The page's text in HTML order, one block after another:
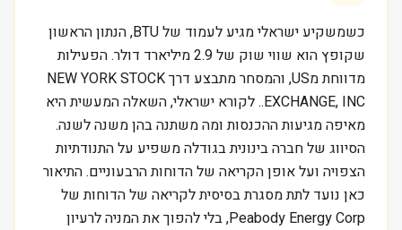
כשמשקיע ישראלי מגיע לעמוד של BTU, הנתון הראשון
שקופץ הוא שווי שוק של 2.9 מיליארד דולר. הפעילות
מדווחת מUS, והמסחר מתבצע דרך NEW YORK STOCK
EXCHANGE, INC.. לקורא ישראלי, השאלה המעשית היא
מאיפה מגיעות ההכנסות ומה משתנה בהן משנה לשנה.
הסיווג של חברה בינונית בגודלה משפיע על התנודתיות
הצפויה ועל אופן הקריאה של הדוחות הרבעוניים. התיאור
כאן נועד לתת מסגרת בסיסית לקריאה של הדוחות של
Peabody Energy Corp, בלי להפוך את המניה לרעיון